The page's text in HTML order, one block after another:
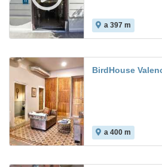
a 397 m
BirdHouse
a 400 m